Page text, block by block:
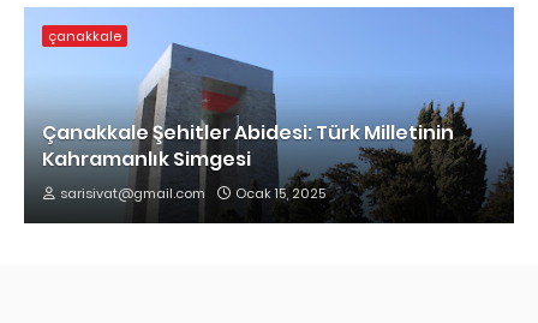
çanakkale
Çanakkale Şehitler Abidesi: Türk Milletinin
Kahramanlık Simgesi
sarisivat@gmail.com Ocak 15, 2025